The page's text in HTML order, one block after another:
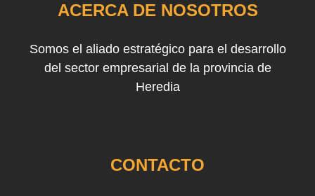
ACERCA DE NOSOTROS
Somos el aliado estratégico para el desarrollo
del sector empresarial de la provincia de
Heredia
CONTACTO